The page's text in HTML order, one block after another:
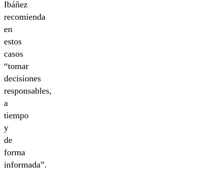
Ibáñez
recomienda
en
estos
casos
“tomar
decisiones
responsables,
a
tiempo
y
de
forma
informada”.